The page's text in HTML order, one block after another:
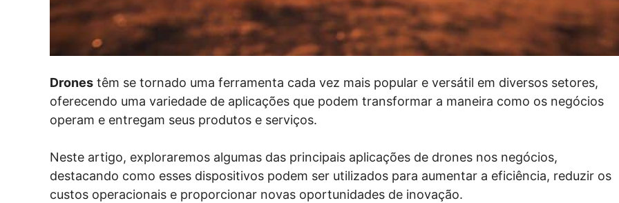
Drones têm se tornado uma ferramenta cada vez mais popular e versátil em diversos setores,
oferecendo uma variedade de aplicações que podem transformar a maneira como os negócios
operam e entregam seus produtos e serviços.
Neste artigo, exploraremos algumas das principais aplicações de drones nos negócios,
destacando como esses dispositivos podem ser utilizados para aumentar a eficiência, reduzir os
custos operacionais e proporcionar novas oportunidades de inovação.